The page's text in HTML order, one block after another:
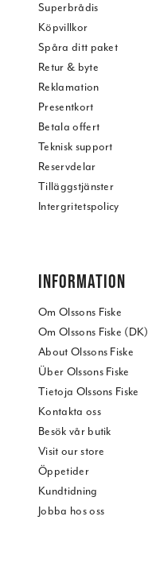
Superbrådis
Köpvillkor
Spåra ditt paket
Retur & byte
Reklamation
Presentkort
Betala offert
Teknisk support
Reservdelar
Tilläggstjänster
Intergritetspolicy
INFORMATION
Om Olssons Fiske
Om Olssons Fiske (DK)
About Olssons Fiske
Über Olssons Fiske
Tietoja Olssons Fiske
Kontakta oss
Besök vår butik
Visit our store
Öppetider
Kundtidning
Jobba hos oss